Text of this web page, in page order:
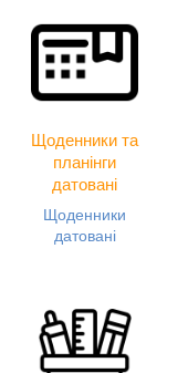
Щоденники та
планінги
датовані
Щоденники
датовані